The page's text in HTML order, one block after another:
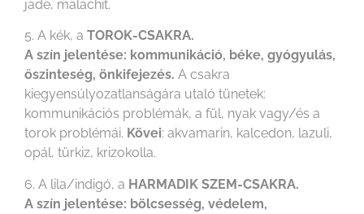
jade, malachit.
5. A kék, a TOROK-CSAKRA.
A szín jelentése: kommunikáció, béke, gyógyulás,
őszinteség, önkifejezés. A csakra
kiegyensúlyozatlanságára utaló tünetek:
kommunikációs problémák, a fül, nyak vagy/és a
torok problémái. Kövei: akvamarin, kalcedon, lazuli,
opál, türkiz, krizokolla.
6. A lila/indigó, a HARMADIK SZEM-CSAKRA.
A szín jelentése: bölcsesség, védelem,